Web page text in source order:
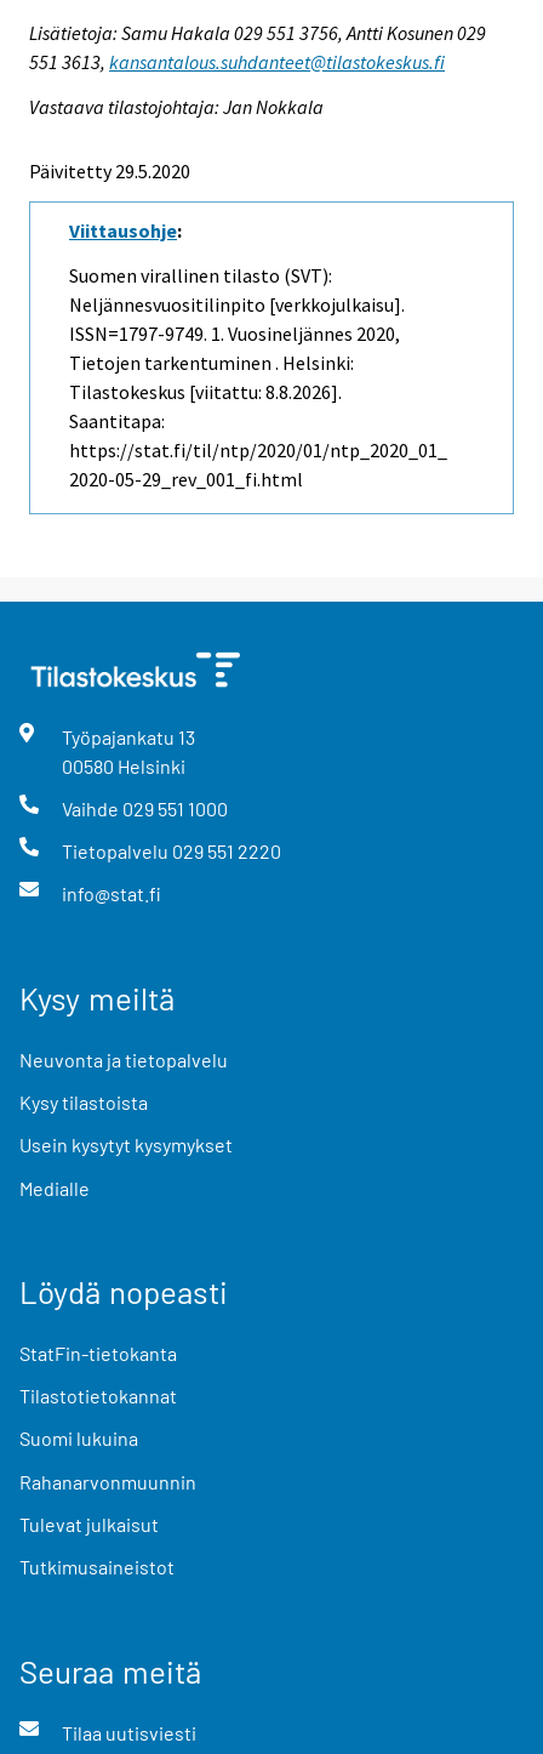
Lisätietoja: Samu Hakala 029 551 3756, Antti Kosunen 029
551 3613, kansantalous.suhdanteet@tilastokeskus.fi
Vastaava tilastojohtaja: Jan Nokkala
Päivitetty 29.5.2020
Viittausohje:
Suomen virallinen tilasto (SVT):
Neljännesvuositilinpito [verkkojulkaisu].
ISSN=1797-9749. 1. Vuosineljännes 2020,
Tietojen tarkentuminen . Helsinki:
Tilastokeskus [viitattu: 8.8.2026].
Saantitapa:
https://stat.fi/til/ntp/2020/01/ntp_2020_01_
2020-05-29_rev_001_fi.html
Työpajankatu 13
00580 Helsinki
Vaihde 029 551 1000
Tietopalvelu 029 551 2220
info@stat.fi
Kysy meiltä
Neuvonta ja tietopalvelu
Kysy tilastoista
Usein kysytyt kysymykset
Medialle
Löydä nopeasti
StatFin-tietokanta
Tilastotietokannat
Suomi lukuina
Rahanarvonmuunnin
Tulevat julkaisut
Tutkimusaineistot
Seuraa meitä
Tilaa uutisviesti